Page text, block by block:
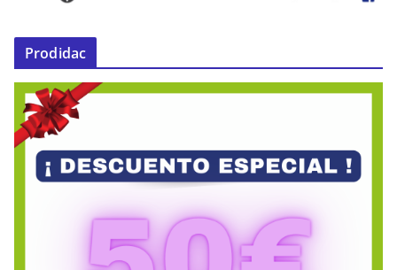
Prodidac